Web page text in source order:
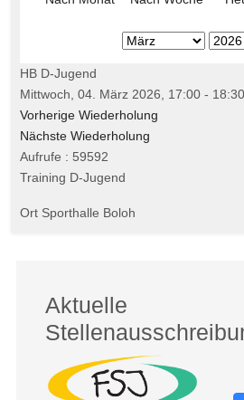
HB D-Jugend
Mittwoch, 04. März 2026, 17:00 - 18:30
Vorherige Wiederholung
Nächste Wiederholung
Aufrufe : 59592
Training D-Jugend
Ort Sporthalle Boloh
Aktuelle